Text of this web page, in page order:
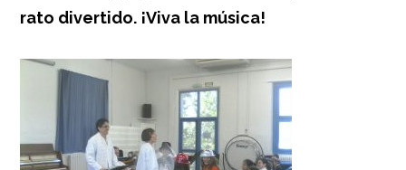
rato divertido. ¡Viva la música!